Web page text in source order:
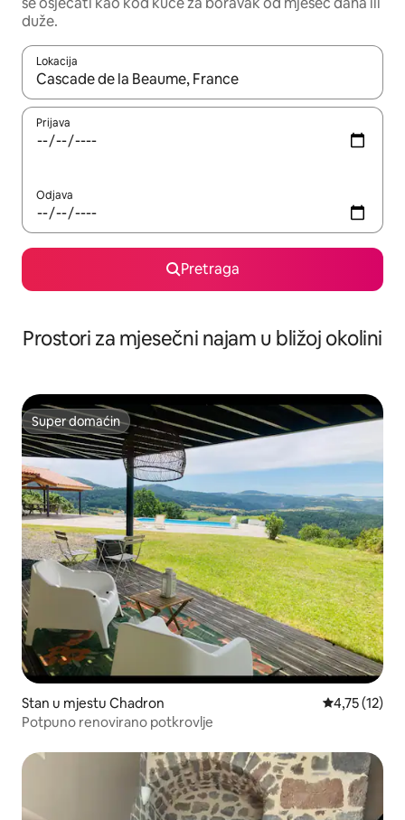
duže.
Lokacija
Kad su rezultati dostupni, možete da se krećete kroz njih
Prijava
Odjava
Pretraga
Prostori za mjesečni najam u bližoj okolini
Super domaćin
Super domaćin
Stan u mjestu Chadron prosječna
4,75 (12)
Potpuno renovirano potkrovlje